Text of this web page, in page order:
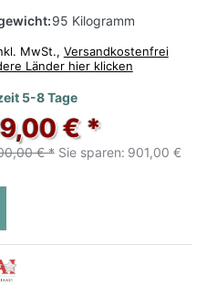
95 Kilogramm
MwSt., Versandkostenfrei
Länder hier klicken
5-8 Tage
€ *
€ * Sie sparen: 901,00 €
Zu diesem Produkt liegen